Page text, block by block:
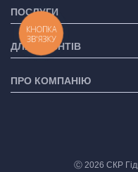
ПОСЛУГИ
ДЛЯ КЛІЄНТІВ
ПРО КОМПАНІЮ
Ⓒ 2026 СКР
КНОПКА
ЗВ'ЯЗКУ